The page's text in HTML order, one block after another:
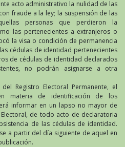
acto administrativo la nulidad de las
fraude a la ley; la suspensión de las
personas que perdieron la
las pertenecientes a extranjeros o
la visa o condición de permanencia
cédulas de identidad pertenecientes
de cédulas de identidad declarados
no podrán asignarse a otra
Registro Electoral Permanente, el
materia de identificación de los
informar en un lapso no mayor de
de todo acto de declaratoria
de las cédulas de identidad.
a partir del día siguiente de aquel en